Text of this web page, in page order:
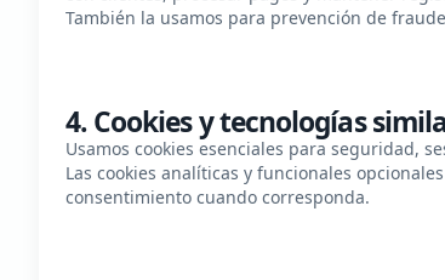
También la usamos para prevención de
4. Cookies y tecnologías
Usamos cookies esenciales para seguridad,
Las cookies analíticas y funcionales
consentimiento cuando corresponda.